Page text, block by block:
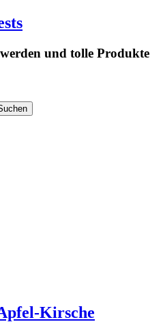
und tolle Produkte
Kirsche